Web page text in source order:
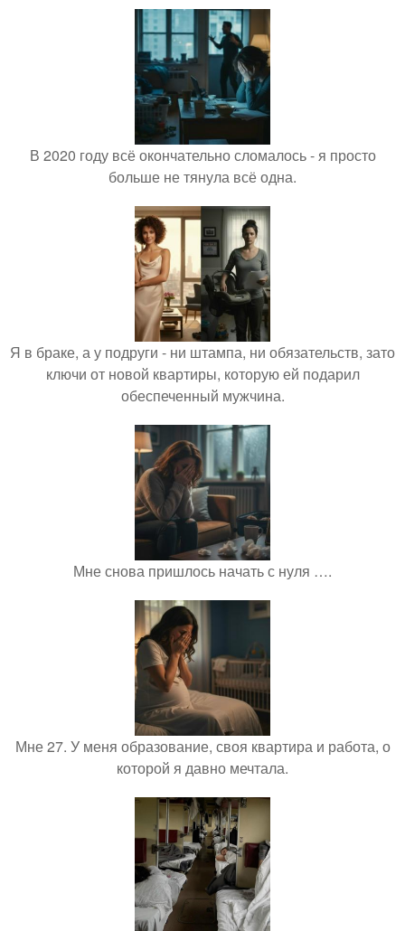
В 2020 году всё окончательно сломалось - я просто
больше не тянула всё одна.
Я в браке, а у подруги - ни штампа, ни обязательств, зато
ключи от новой квартиры, которую ей подарил
обеспеченный мужчина.
Мне снова пришлось начать с нуля ….
Мне 27. У меня образование, своя квартира и работа, о
которой я давно мечтала.